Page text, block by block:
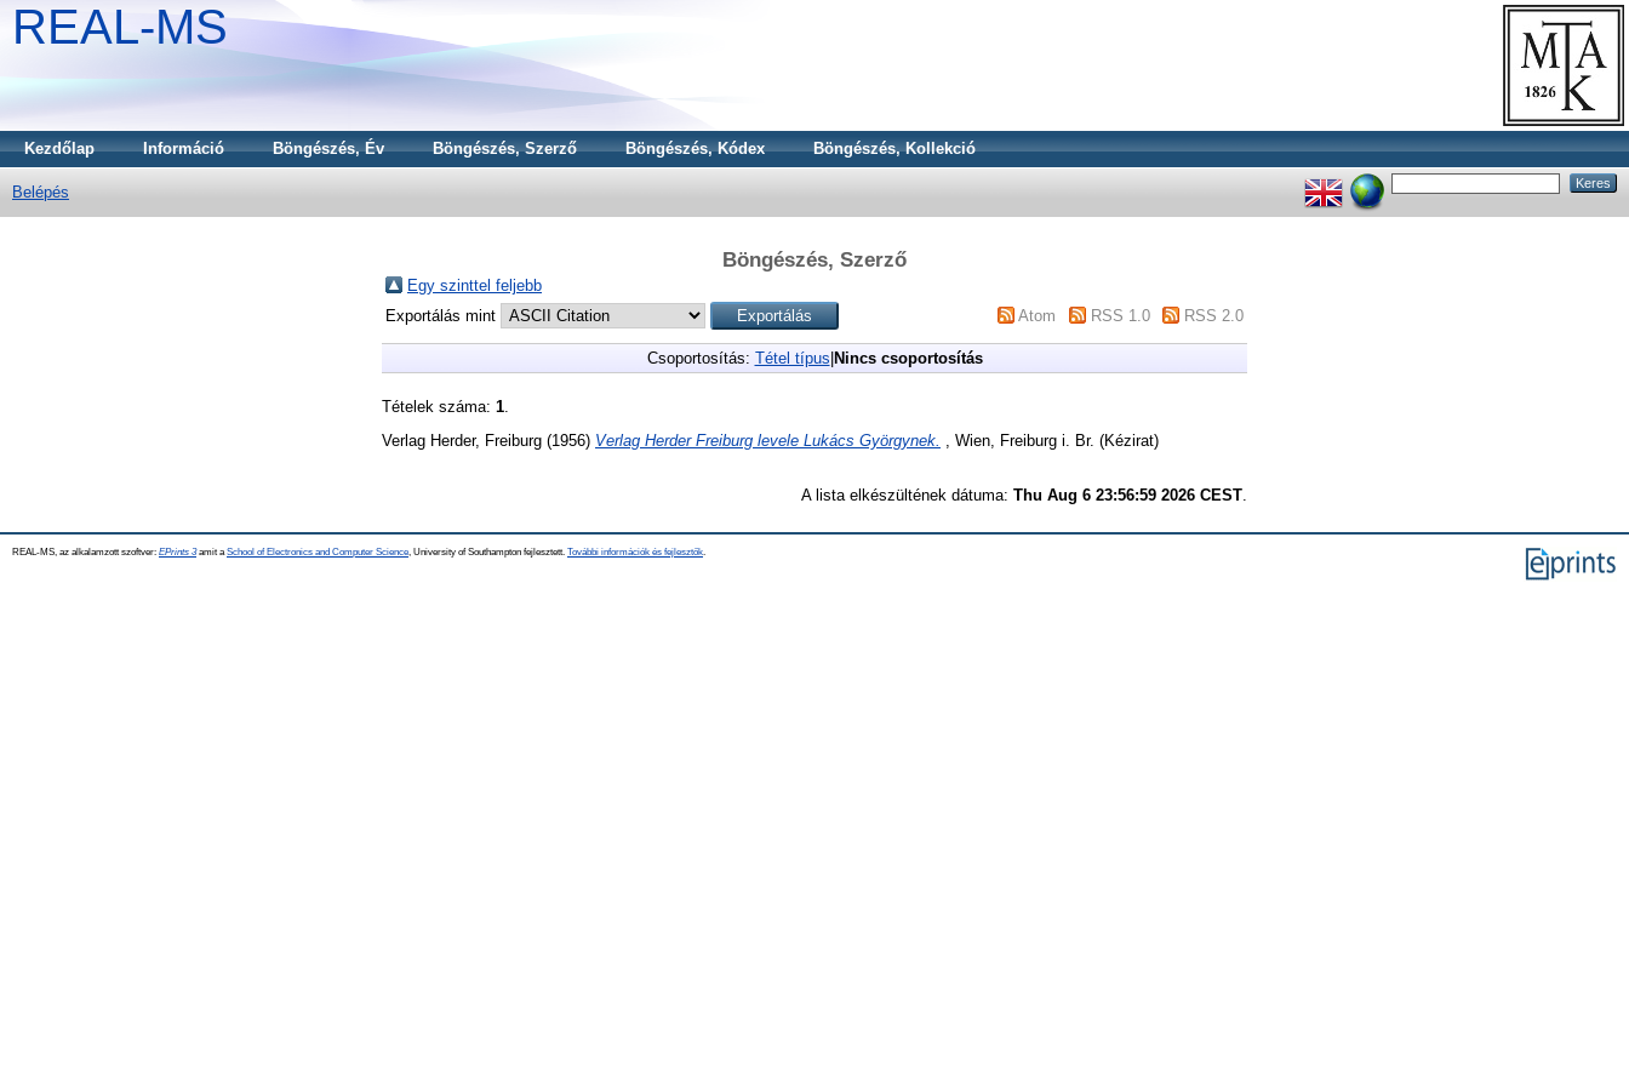
REAL-MS
Kezdőlap Információ Böngészés, Év Böngészés, Szerző Böngészés, Kódex Böngészés, Kollekció
Belépés
Böngészés, Szerző
Egy szinttel feljebb
Exportálás mint
Atom RSS 1.0 RSS 2.0
Csoportosítás: Tétel típus Nincs csoportosítás
Tételek száma: 1
Verlag Herder, Freiburg (1956) Verlag Herder Freiburg levele Lukács Györgynek. , Wien, Freiburg i. Br. (Kézirat)
A lista elkészültének dátuma: Thu Aug 6 23:56:59 2026 CEST
REAL-MS, az alkalamzott szoftver: EPrints 3amit a School of Electronics and Computer Science , University of Southampton fejlesztett. További információk és fejlesztők